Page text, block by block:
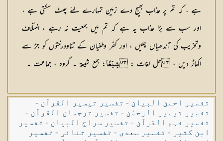
ہے ، کہ تم پر عذاب بھیج دے زمین تمہارے لئے پھٹ سکتی ہے ،
اور سب سے بڑا عذاب یہ ہے کہ تم میں جمعیت نہ رہے ، اختلاف
وتخریب کی آندھیاں چلیں ، اور کفر وطغیان کے تناودرختوں کو جڑ سے
اکھاڑ دیں ،حل لغات : شِيَعًا : جمع شیعۃ ۔ گروہ ، جماعت ۔
تفسیر احسن البیان - تفسیر تیسیر القرآن -
تفسیر تیسیر الرحمٰن - تفسیر ترجمان القرآن -
تفسیر فہم القرآن - تفسیر سراج البیان - تفسیر
ابن کثیر - تفسیر سعدی - تفسیر ثنائی - تفسیر